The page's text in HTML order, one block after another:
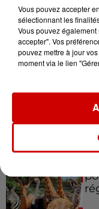
Jeux
à
Vous pouvez accepter
sélectionnant les
Vous pouvez
accepter". Vos
pouvez mettre à jour
moment via le lien